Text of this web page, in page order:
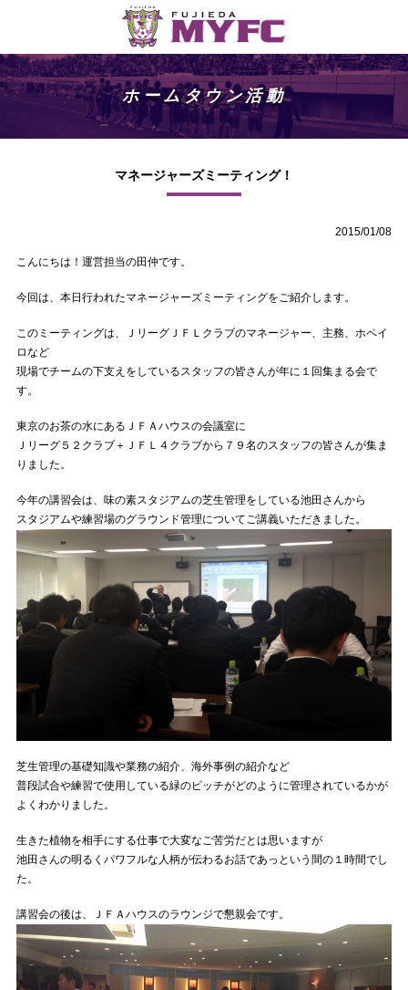
ホームタウン活動
マネージャーズミーティング！
2015/01/08
こんにちは！運営担当の田仲です。
今回は、本日行われたマネージャーズミーティングをご紹介します。
このミーティングは、ＪリーグＪＦＬクラブのマネージャー、主務、ホペイ
ロなど
現場でチームの下支えをしているスタッフの皆さんが年に１回集まる会で
す。
東京のお茶の水にあるＪＦＡハウスの会議室に
Ｊリーグ５２クラブ＋ＪＦＬ４クラブから７９名のスタッフの皆さんが集ま
りました。
今年の講習会は、味の素スタジアムの芝生管理をしている池田さんから
スタジアムや練習場のグラウンド管理についてご講義いただきました。
芝生管理の基礎知識や業務の紹介、海外事例の紹介など
普段試合や練習で使用している緑のピッチがどのように管理されているかが
よくわかりました。
生きた植物を相手にする仕事で大変なご苦労だとは思いますが
池田さんの明るくパワフルな人柄が伝わるお話であっという間の１時間でし
た。
講習会の後は、ＪＦＡハウスのラウンジで懇親会です。